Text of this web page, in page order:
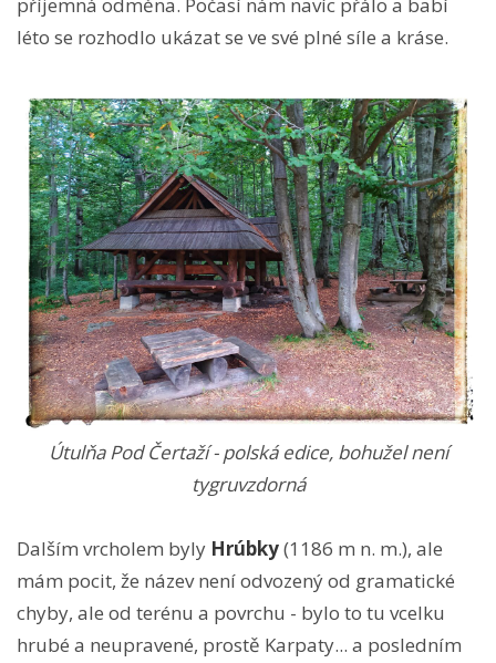
příjemná odměna. Počasí nám navíc přálo a babí
léto se rozhodlo ukázat se ve své plné síle a kráse.
Útulňa Pod Čertaží - polská edice, bohužel není
tygruvzdorná
Dalším vrcholem byly Hrúbky(1186 m n. m.), ale
mám pocit, že název není odvozený od gramatické
chyby, ale od terénu a povrchu - bylo to tu vcelku
hrubé a neupravené, prostě Karpaty... a posledním